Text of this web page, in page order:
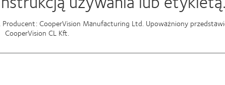
Producent: CooperVision Manufacturing Ltd. Upoważniony
CooperVision CL Kft.